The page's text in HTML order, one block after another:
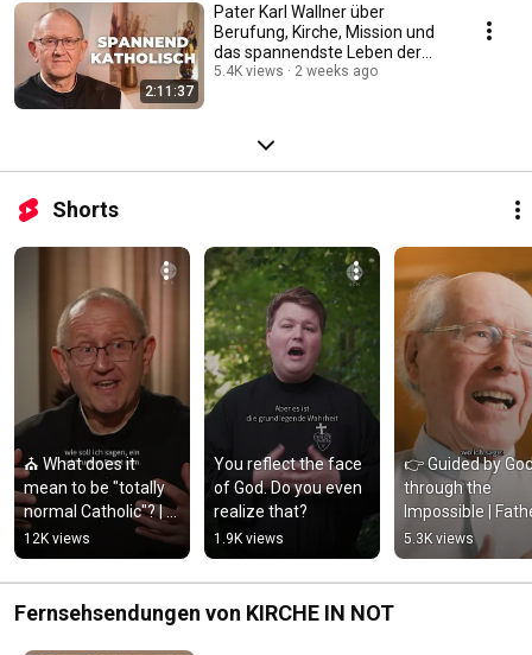
2:11:37
Pater Karl Wallner über
Berufung, Kirche, Mission und
das spannendste Leben der
Welt #katholisch
5.4K views 2 weeks ago
Shorts
⛪ What does it
mean to be "totally
normal Catholic"? |
Father Karl Wallner
12K views
You reflect the face
of God. Do you even
realize that?
1.9K views
👉 Guided by
through the
Impossible |
Buob
5.3K views
Fernsehsendungen von KIRCHE IN NOT